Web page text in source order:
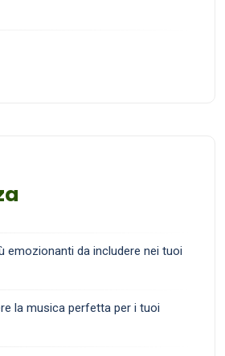
emozionanti da includere nei tuoi
la musica perfetta per i tuoi